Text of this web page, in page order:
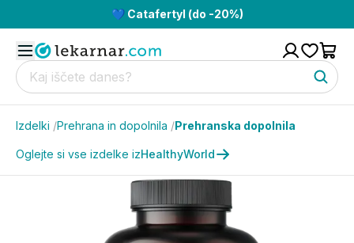
💙 Catafertyl (do -20%)
Izdelki /Prehrana in dopolnila /Prehranska dopolnila
Oglejte si vse izdelke izHealthyWorld